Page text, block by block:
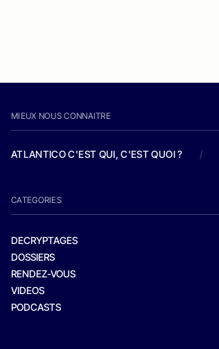
MIEUX NOUS CONNAITRE
ATLANTICO C'EST QUI, C'EST QUOI ? /
CATEGORIES
DECRYPTAGES
DOSSIERS
RENDEZ-VOUS
VIDEOS
PODCASTS